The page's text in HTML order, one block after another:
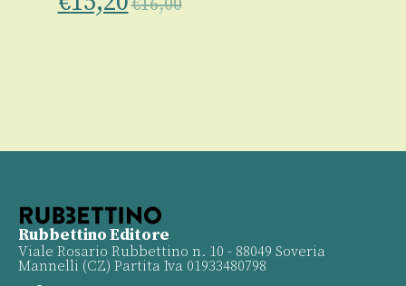
€16,00
Rubbettino Editore
Viale Rosario Rubbettino n. 10 - 88049 Soveria
Mannelli (CZ) Partita Iva 01933480798